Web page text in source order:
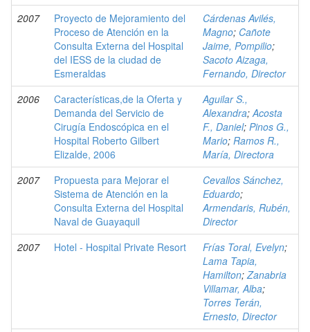
2007
Proyecto de Mejoramiento del
Proceso de Atención en la
Consulta Externa del Hospital
del IESS de la ciudad de
Esmeraldas
Cárdenas Avilés,
Magno; Cañote
Jaime, Pompilio;
Sacoto Aizaga,
Fernando, Director
2006
Características,de la Oferta y
Demanda del Servicio de
Cirugía Endoscópica en el
Hospital Roberto Gilbert
Elizalde, 2006
Aguilar S.,
Alexandra;Acosta
F., Daniel; Pinos G.,
Mario; Ramos R.,
María, Directora
2007
Propuesta para Mejorar el
Sistema de Atención en la
Consulta Externa del Hospital
Naval de Guayaquil
Cevallos Sánchez,
Eduardo;
Armendaris, Rubén,
Director
2007
Hotel - Hospital Private Resort Frías Toral, Evelyn;
Lama Tapia,
Hamilton;Zanabria
Villamar, Alba;
Torres Terán,
Ernesto, Director